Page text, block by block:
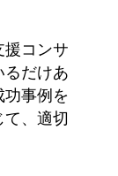
援コンサ
るだけあ
功事例を
、適切